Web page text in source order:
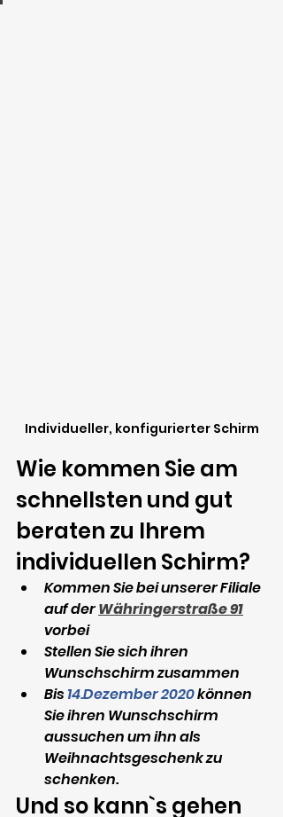
Individueller, konfigurierter Schirm
Wie kommen Sie am
schnellsten und gut
beraten zu Ihrem
individuellen Schirm?
Kommen Sie bei unserer Filiale
auf der Währingerstraße 91
vorbei
Stellen Sie sich ihren
Wunschschirm zusammen
Bis 14.Dezember 2020 können
Sie ihren Wunschschirm
aussuchen um ihn als
Weihnachtsgeschenk zu
schenken.
Und so kann`s gehen